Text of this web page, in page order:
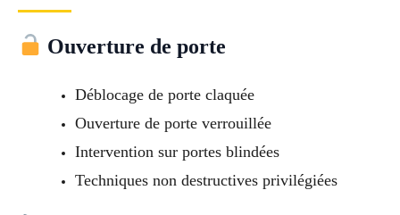
Ouverture de porte
Déblocage de porte claquée
Ouverture de porte verrouillée
Intervention sur portes blindées
Techniques non destructives privilégiées